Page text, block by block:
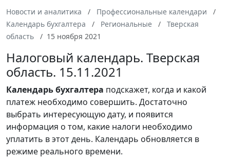
Новости и аналитика
Профессиональные календари
Календарь бухгалтера
Региональные
Тверская
область
15 ноября 2021
Налоговый календарь. Тверская
область. 15.11.2021
Календарьбухгалтера подскажет, когда и какой
платеж необходимо совершить. Достаточно
выбрать интересующую дату, и появится
информация о том, какие налоги необходимо
уплатить в этот день. Календарь обновляется в
режиме реального времени.